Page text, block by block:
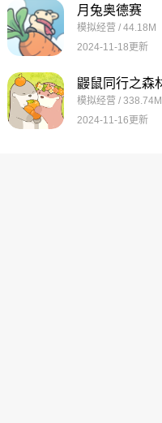
月兔奥德赛
模拟经营 / 44.18M
2024-11-18更新
模拟经营 / 338.74M
2024-11-16更新